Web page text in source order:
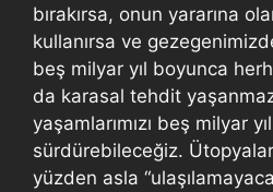
bırakırsa, onun yararına
kullanırsa ve
beş milyar yıl boyunca
da karasal tehdit
yaşamlarımızı beş milyar
sürdürebileceğiz.
yüzden asla